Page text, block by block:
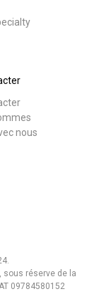
nous
sous réserve de la
09784580152